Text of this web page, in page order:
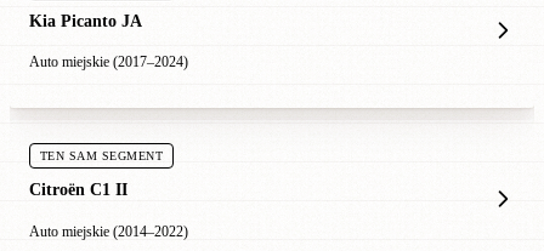
Kia Picanto JA
Auto miejskie (2017–2024)
TEN SAM SEGMENT
Citroën C1 II
Auto miejskie (2014–2022)